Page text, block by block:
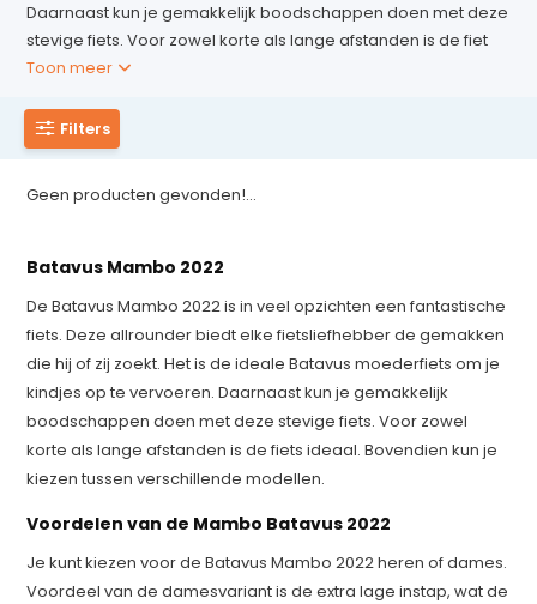
Daarnaast kun je gemakkelijk boodschappen doen met deze
stevige fiets. Voor zowel korte als lange afstanden is de fiet
Toon meer
Filters
Geen producten gevonden!...
Batavus Mambo 2022
De Batavus Mambo 2022 is in veel opzichten een fantastische
fiets. Deze allrounder biedt elke fietsliefhebber de gemakken
die hij of zij zoekt. Het is de ideale Batavus moederfiets om je
kindjes op te vervoeren. Daarnaast kun je gemakkelijk
boodschappen doen met deze stevige fiets. Voor zowel
korte als lange afstanden is de fiets ideaal. Bovendien kun je
kiezen tussen verschillende modellen.
Voordelen van de Mambo Batavus 2022
Je kunt kiezen voor de Batavus Mambo 2022 heren of dames.
Voordeel van de damesvariant is de extra lage instap, wat de